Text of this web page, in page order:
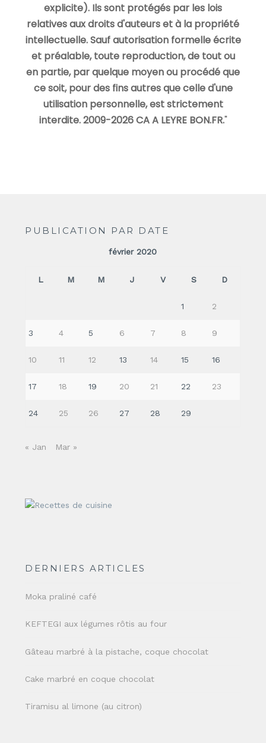
explicite). Ils sont protégés par les lois
relatives aux droits d'auteurs et à la propriété
intellectuelle. Sauf autorisation formelle écrite
et préalable, toute reproduction, de tout ou
en partie, par quelque moyen ou procédé que
ce soit, pour des fins autres que celle d'une
utilisation personnelle, est strictement
interdite. 2009-2026 CA A LEYRE BON.FR."
PUBLICATION PAR DATE
février 2020
L M M J V S D
1 2
3 4 5 6 7 8 9
10 11 12 13 14 15 16
17 18 19 20 21 22 23
24 25 26 27 28 29
« Jan Mar »
DERNIERS ARTICLES
Moka praliné café
KEFTEGI aux légumes rôtis au four
Gâteau marbré à la pistache, coque chocolat
Cake marbré en coque chocolat
Tiramisu al limone (au citron)